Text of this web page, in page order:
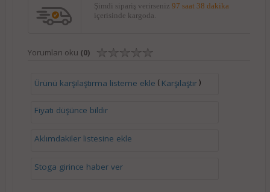
Şimdi sipariş verirseniz 97 saat 38 dakika
içerisinde kargoda.
Yorumları oku (0)
Ürünü karşılaştırma listeme ekle ( Karşılaştır)
Fiyatı düşünce bildir
Aklımdakiler listesine ekle
Stoga girince haber ver